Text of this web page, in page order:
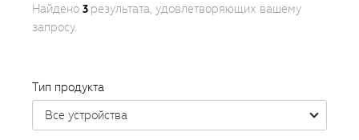
Найдено 3 результата, удовлетворяющих вашему
запросу.
Тип продукта
Все устройства